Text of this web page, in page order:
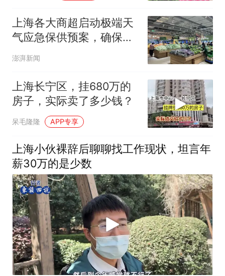
上海各大商超启动极端天
气应急保供预案，确保物
资充足价格平稳
澎湃新闻
上海长宁区，挂680万的
房子，实际卖了多少钱？
呆毛隆隆 APP专享
上海小伙裸辞后聊聊找工作现状，坦言年
薪30万的是少数